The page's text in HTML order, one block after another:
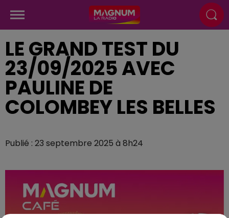
LE GRAND TEST DU
23/09/2025 AVEC
PAULINE DE
COLOMBEY LES BELLES
Publié : 23 septembre 2025 à 8h24